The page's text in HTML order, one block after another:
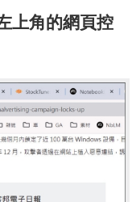
上角的網頁控